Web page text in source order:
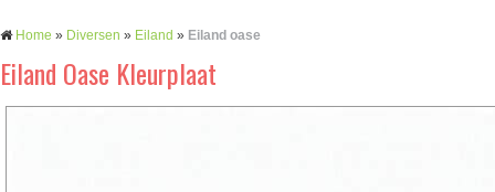
Home » Diversen » Eiland » Eiland oase
Eiland Oase Kleurplaat